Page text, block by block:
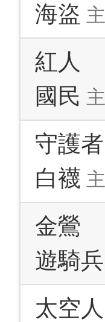
海盜 主
紅人
國民 主
守護者
白襪 主
金鶯
遊騎兵
太空人